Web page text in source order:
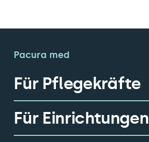
Pacura med
Für Pflegekräfte
Für Einrichtungen